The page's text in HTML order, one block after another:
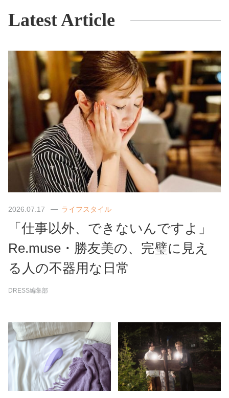
Latest Article
2026.07.17 ライフスタイル
「仕事以外、できないんですよ」
Re.muse・勝友美の、完璧に見え
る人の不器用な日常
DRESS編集部